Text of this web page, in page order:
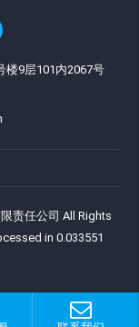
楼9层101内2067号
责任公司 All Rights
in 0.033551